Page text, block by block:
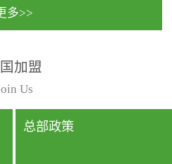
行国家规定的标准检测方
法，空气采样量准确，检
测结果可靠，远胜于其他
检测...
多>>
加盟
Us
总部政策